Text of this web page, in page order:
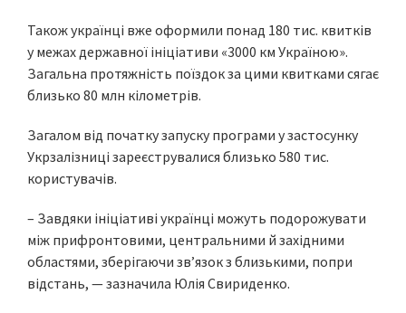
Також українці вже оформили понад 180 тис. квитків
у межах державної ініціативи «3000 км Україною».
Загальна протяжність поїздок за цими квитками сягає
близько 80 млн кілометрів.
Загалом від початку запуску програми у застосунку
Укрзалізниці зареєструвалися близько 580 тис.
користувачів.
– Завдяки ініціативі українці можуть подорожувати
між прифронтовими, центральними й західними
областями, зберігаючи зв’язок з близькими, попри
відстань, — зазначила Юлія Свириденко.